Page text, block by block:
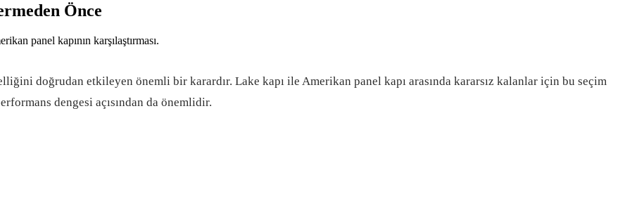
Önce
panel kapının karşılaştırması.
doğrudan etkileyen önemli bir karardır. Lake kapı ile Amerikan panel kapı arasında kararsız kalanlar için bu seçim
dengesi açısından da önemlidir.